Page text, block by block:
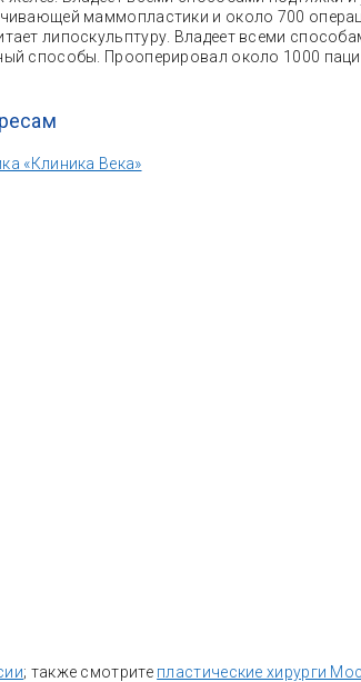
маммопластики и около 700
липоскульптуру. Владеет всеми
способы. Прооперировал около 1000
«Клиника Века»
; также смотрите пластические хирурги